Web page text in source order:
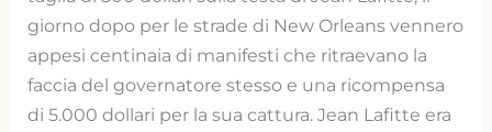
giorno dopo per le strade di New Orleans vennero
appesi centinaia di manifesti che ritraevano la
faccia del governatore stesso e una ricompensa
di 5.000 dollari per la sua cattura. Jean Lafitte era